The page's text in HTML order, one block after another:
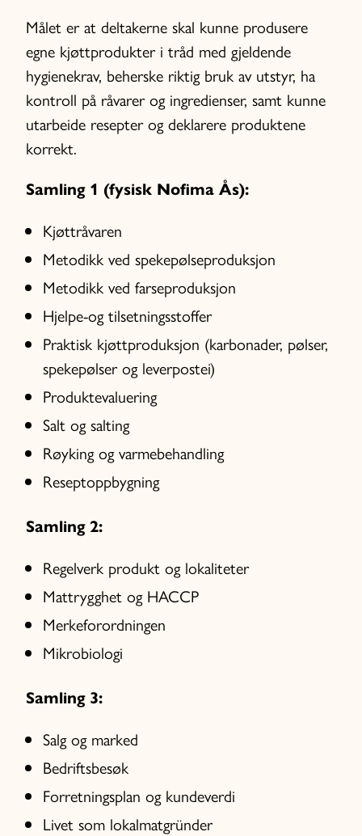
Målet er at deltakerne skal kunne produsere
egne kjøttprodukter i tråd med gjeldende
hygienekrav, beherske riktig bruk av utstyr, ha
kontroll på råvarer og ingredienser, samt kunne
utarbeide resepter og deklarere produktene
korrekt.
Samling 1 (fysisk Nofima Ås):
Kjøttråvaren
Metodikk ved spekepølseproduksjon
Metodikk ved farseproduksjon
Hjelpe-og tilsetningsstoffer
Praktisk kjøttproduksjon (karbonader, pølser,
spekepølser og leverpostei)
Produktevaluering
Salt og salting
Røyking og varmebehandling
Reseptoppbygning
Samling 2:
Regelverk produkt og lokaliteter
Mattrygghet og HACCP
Merkeforordningen
Mikrobiologi
Samling 3:
Salg og marked
Bedriftsbesøk
Forretningsplan og kundeverdi
Livet som lokalmatgründer